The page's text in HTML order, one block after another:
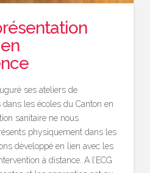
ses ateliers de
les écoles du Canton en
sanitaire ne nous
physiquement dans les
développé en lien avec les
à distance. A l’ECG